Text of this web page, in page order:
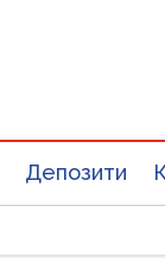
Депозити